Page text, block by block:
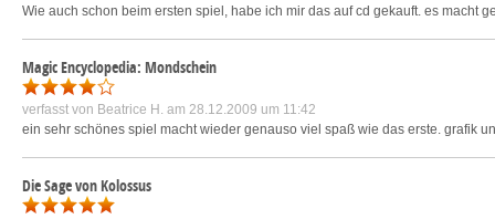
Wie auch schon beim ersten spiel, habe ich mir das auf cd gekauft. es macht
Magic Encyclopedia: Mondschein
verfasst von Beatrice H. am 28.12.2009 um 11:42
ein sehr schönes spiel macht wieder genauso viel spaß wie das erste. grafik
Die Sage von Kolossus